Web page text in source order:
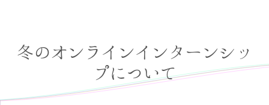
冬のオンラインインターンシッ
プについて